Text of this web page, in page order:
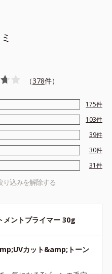
＝肌を保護し、乾燥を防ぐ
タベブイアインペチギノサ
）、（ジメチコン／ビニル
チコン（カバー成分）
分 ●カンゾウ葉エキス＝保湿
（378件）
175件
103件
39件
30件
31件
り込みを解除する
メントプライマー 30g
カット&amp;トーン